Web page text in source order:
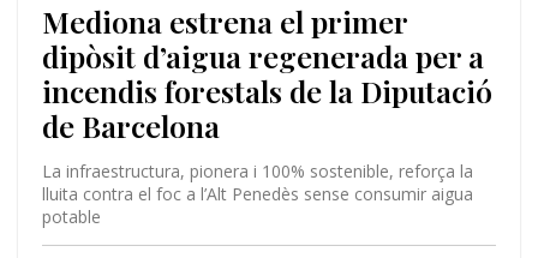
Mediona estrena el primer
dipòsit d’aigua regenerada per a
incendis forestals de la Diputació
de Barcelona
La infraestructura, pionera i 100% sostenible, reforça la
lluita contra el foc a l’Alt Penedès sense consumir aigua
potable